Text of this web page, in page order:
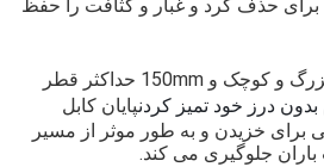
برای حذف گرد و غبار و کثافت را حفظ
با 9 تکه ساختاری کوفه بزرگ و کوچک و 150mm حداکثر قطر
درز خود تمیز کردنپایان کابل
برای خزیدن و به طور موثر از مسیر
جلوگیری می کند.